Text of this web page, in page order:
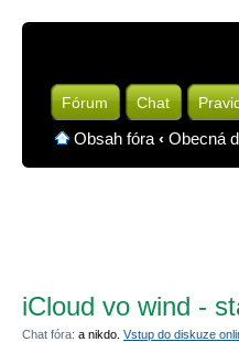
Fórum Chat
Obsah fóra ‹ Obecná
iCloud vo wind -
Chat fóra: a nikdo. Vstup do diskuze